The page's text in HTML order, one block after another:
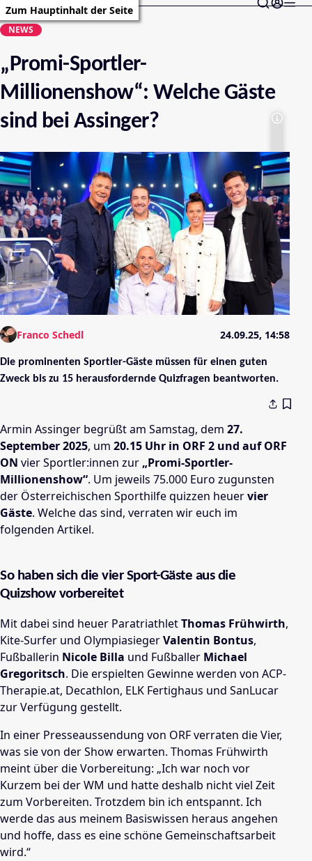
Zum Hauptinhalt der Seite
NEWS
„Promi-Sportler-
Millionenshow“: Welche Gäste
sind bei Assinger?
Franco Schedl 24.09.25, 14:58
Die prominenten Sportler-Gäste müssen für einen guten
Zweck bis zu 15 herausfordernde Quizfragen beantworten.
Armin Assinger begrüßt am Samstag, dem 27.
September 2025, um 20.15 Uhr in ORF 2 und auf ORF
ON vier Sportler:innen zur „Promi-Sportler-
Millionenshow“. Um jeweils 75.000 Euro zugunsten
der Österreichischen Sporthilfe quizzen heuervier
Gäste. Welche das sind, verraten wir euch im
folgenden Artikel.
So haben sich die vier Sport-Gäste aus die
Quizshow vorbereitet
Mit dabei sind heuer ParatriathletThomas Frühwirth,
Kite-Surfer und OlympiasiegerValentin Bontus,
Fußballerin Nicole Billa und Fußballer Michael
Gregoritsch. Die erspielten Gewinne werden von ACP-
Therapie.at, Decathlon, ELK Fertighaus und SanLucar
zur Verfügung gestellt.
In einer Presseaussendung von ORF verraten die Vier,
was sie von der Show erwarten. Thomas Frühwirth
meint über die Vorbereitung: „Ich war noch vor
Kurzem bei der WM und hatte deshalb nicht viel Zeit
zum Vorbereiten. Trotzdem bin ich entspannt. Ich
werde das aus meinem Basiswissen heraus angehen
und hoffe, dass es eine schöne Gemeinschaftsarbeit
wird.“